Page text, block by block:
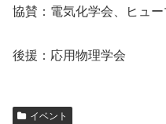
協賛：電気化学会、ヒュ
後援：応用物理学会
イベント